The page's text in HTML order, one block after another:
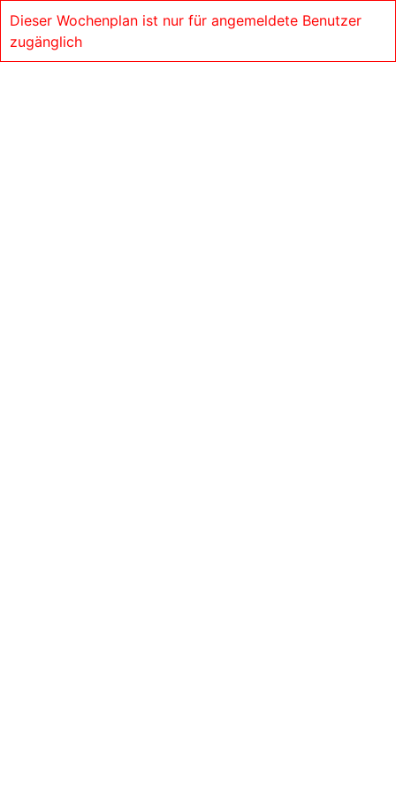
Dieser Wochenplan ist nur für angemeldete Benutzer
zugänglich